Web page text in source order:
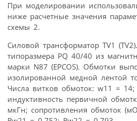
При моделировании
ниже расчетные значения
схемы 2.
Силовой трансформатор TV1
типоразмера PQ 40/40 из
марки N87 (EPCOS). Обмотки
изолированной медной лентой
Числа витков обмоток: w11 =
индуктивность первичной
мкГн; сопротивления обмоток